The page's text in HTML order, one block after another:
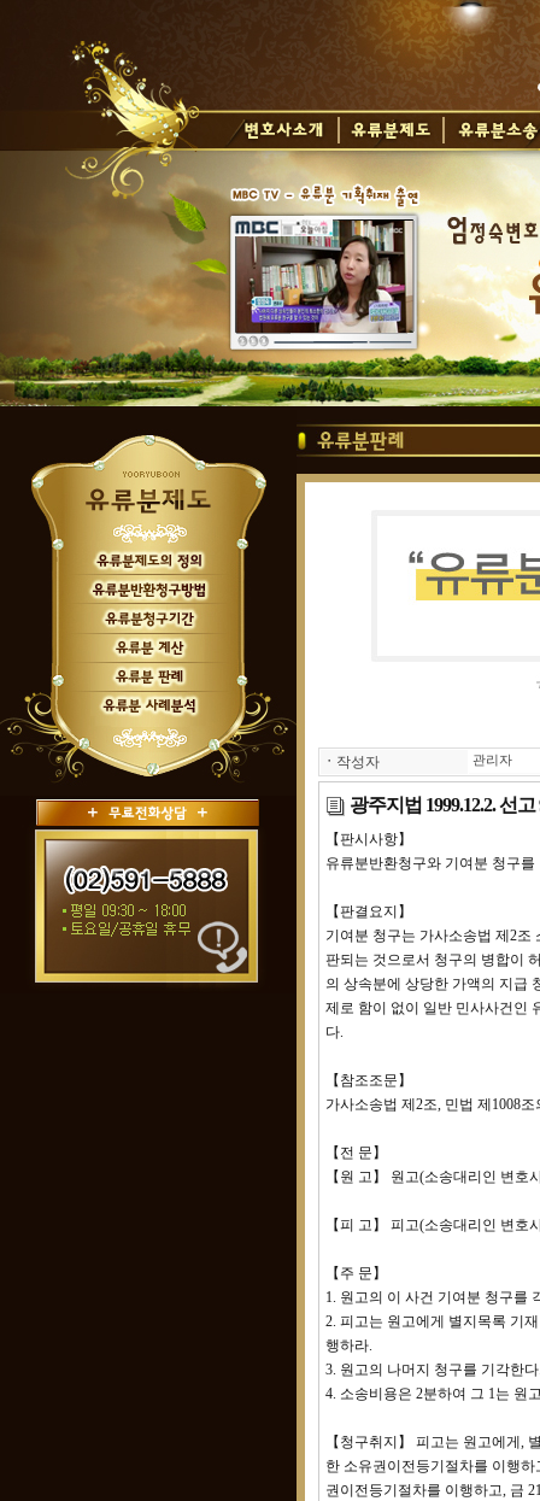
ㆍ 작성자 관리자
광주지법 1999.12.2. 선
【판시사항】
유류분반환청구와 기여분 청구
【판결요지】
기여분 청구는 가사소송법 제2
판되는 것으로서 청구의 병합이
의 상속분에 상당한 가액의 지급
제로 함이 없이 일반 민사사건인
다.
【참조조문】
가사소송법 제2조, 민법 제1008조
【전 문】
【원 고】 원고(소송대리인 변호
【피 고】 피고(소송대리인 변호
【주 문】
1. 원고의 이 사건 기여분 청구를
2. 피고는 원고에게 별지목록 기
행하라.
3. 원고의 나머지 청구를 기각한
4. 소송비용은 2분하여 그 1는 원
【청구취지】 피고는 원고에게,
한 소유권이전등기절차를 이행
권이전등기절차를 이행하고, 금